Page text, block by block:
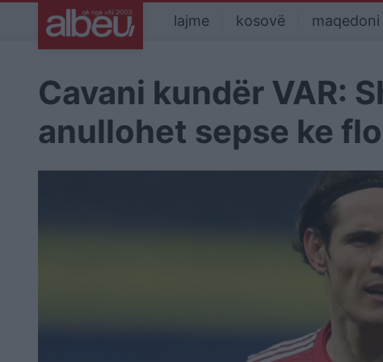
lajme kosovë maqedoni
Cavani kundër VAR:
anullohet sepse ke